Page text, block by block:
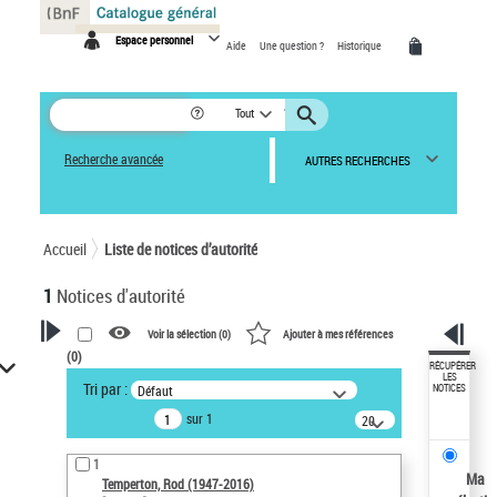
Espace personnel Aide Une question ? Historique
Tout
Recherche avancée AUTRES RECHERCHES
Accueil Liste de notices d’autorité
1 Notices d'autorité
VOTRE RECHERCHE
Recherche avancée dans les
notices d’autorité
Œuvres liées à l'auteur :
Temperton, Rod (1947-2016)
Voir la sélection (0) Ajouter à mes références
(0)
Tri par : Défaut
sur 1
20
résultats/page
1
Temperton, Rod (1947-2016)
RÉCUPÉRER
LES
NOTICES
Ma
Panneau de gestion des cookies